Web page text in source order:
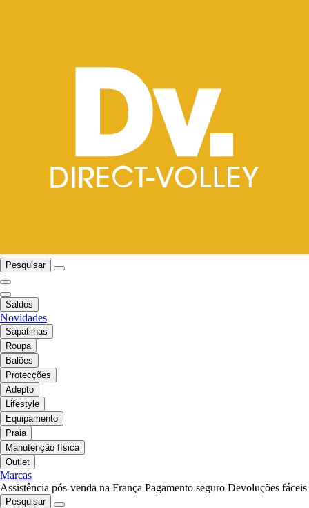
Pesquisar
Saldos
Novidades
Sapatilhas
Roupa
Balões
Protecções
Adepto
Lifestyle
Equipamento
Praia
Manutenção física
Outlet
Marcas
Assistência pós-venda na França Pagamento seguro Devoluções fáceis
Pesquisar